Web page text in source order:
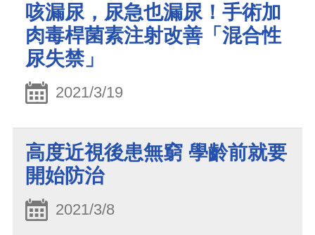
咳漏尿，尿急也漏尿！手術加
肉毒桿菌素注射改善「混合性
尿失禁」
2021/3/19
高度近視後患無窮 學齡前就要
開始防治
2021/3/8